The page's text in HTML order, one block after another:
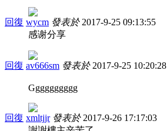
回復 wycm 發表於 2017-9-25 09:13:55
感谢分享
回復 av666sm 發表於 2017-9-25 10:20:28
Gggggggggg
回復 xmltjjr發表於 2017-9-26 17:17:03